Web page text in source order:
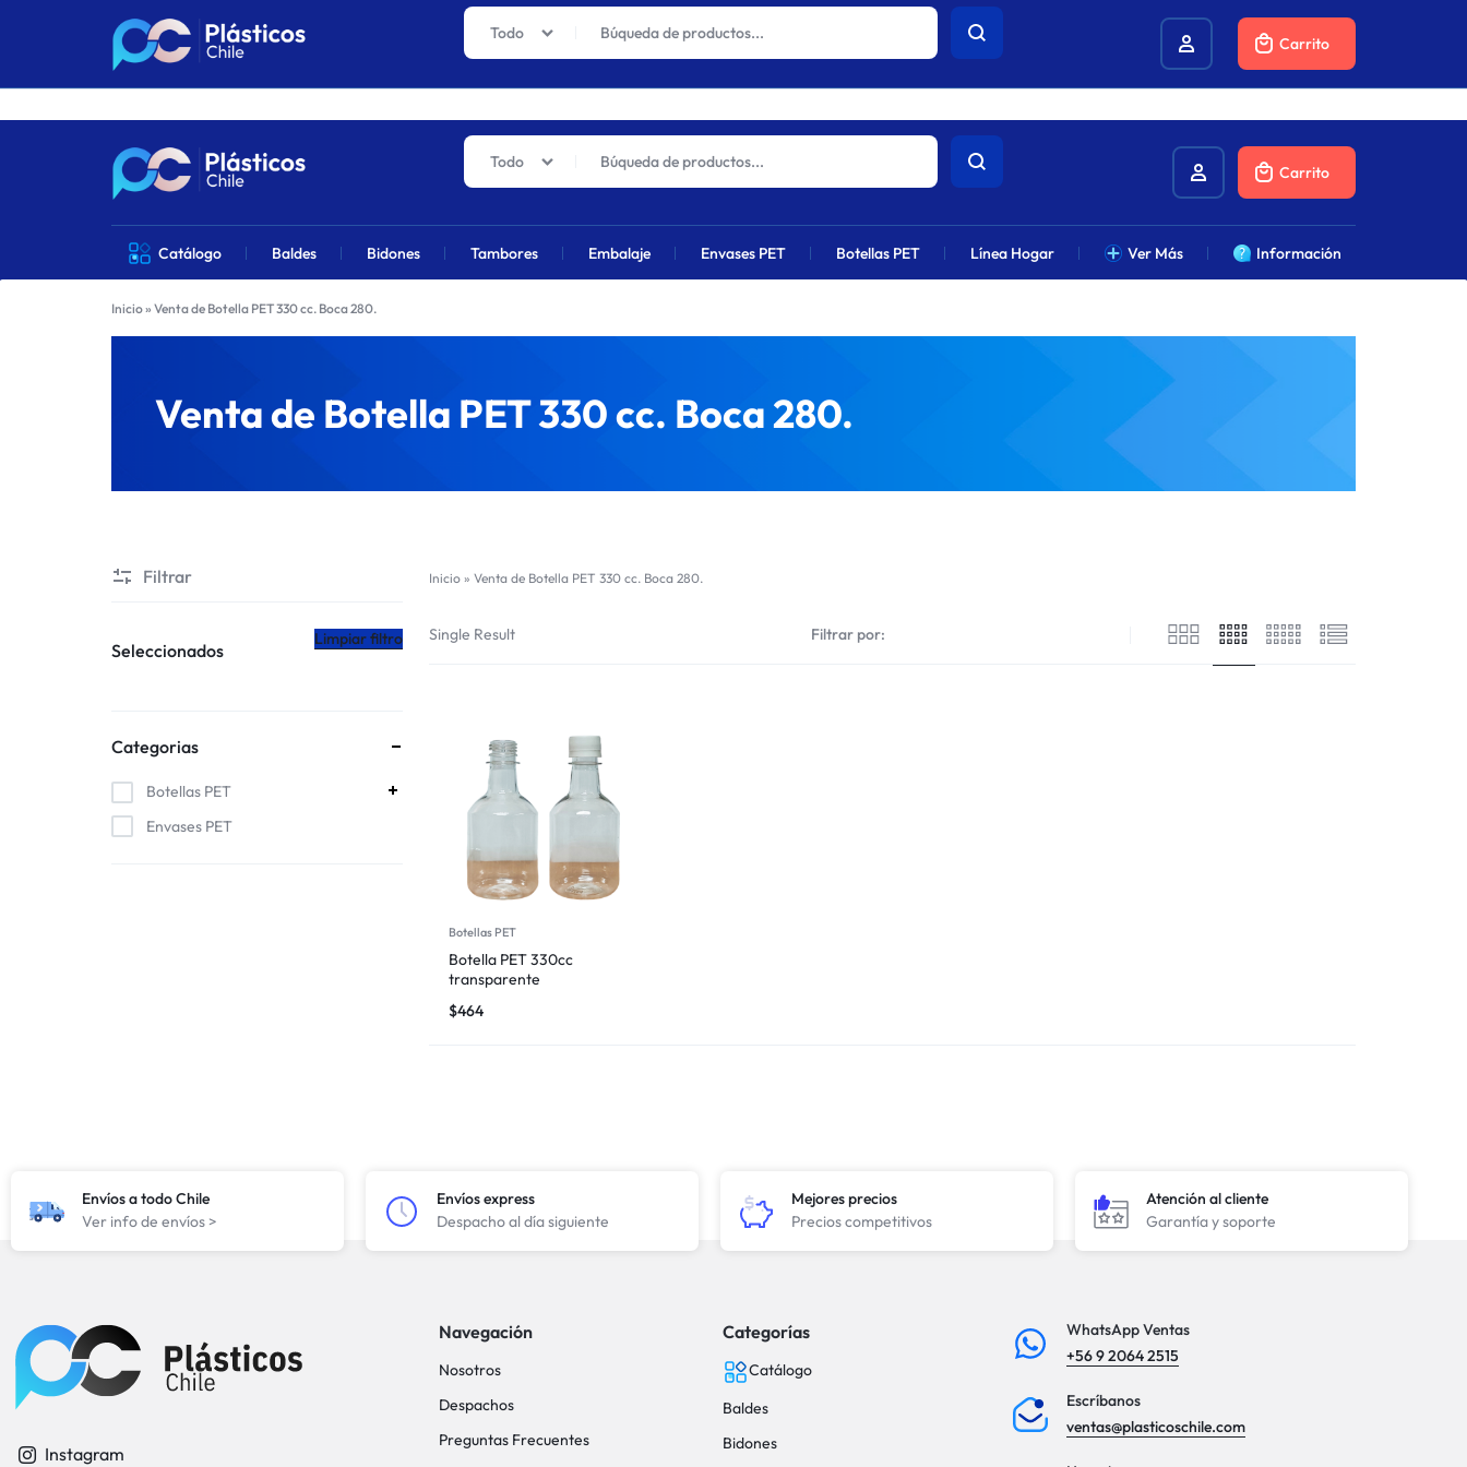
Los precios actuales sufrirán un aumento global próximamente debido al alza en combustibles.
PLÁSTICOS
CHILE
VENTA
DE
PRODUCTOS
PLÁSTICOS
Todo
Carrito
Catálogo Baldes Bidones Tambores Embalaje Envases PET Botellas PET Línea Hogar Ver Más Información
Todo
Carrito
Inicio» Venta de Botella PET 330 cc. Boca 280.
Venta de Botella PET 330 cc. Boca 280.
Inicio »Venta de Botella PET 330 cc. Boca 280.
Single Result Filtrar por:
Botellas PET
Botella PET 330cc
transparente
$464
Filtrar
Seleccionados
Limpiar filtro
Categorias
Botellas PET
Envases PET
Envíos a todo Chile
Ver info de envíos >
Envíos express
Despacho al día siguiente
Mejores precios
Precios competitivos
Atención al cliente
Garantía y soporte
Instagram
Navegación
Nosotros
Despachos
Preguntas Frecuentes
Categorías
Catálogo
Baldes
Bidones
WhatsApp Ventas
+56 9 2064 2515
Escríbanos
ventas@plasticoschile.com